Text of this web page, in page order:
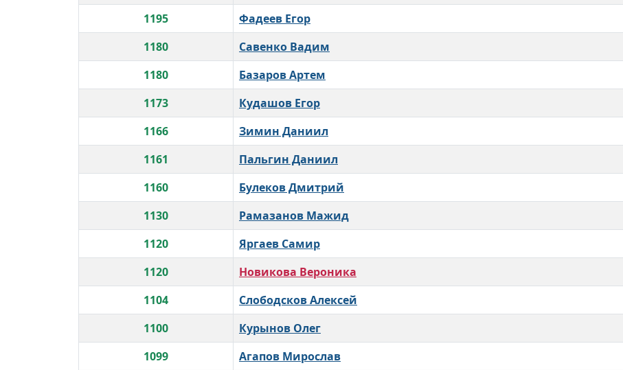
1195
Фадеев Егор
1180
Савенко Вадим
1180
Базаров Артем
1173
Кудашов Егор
1166
Зимин Даниил
1161
Пальгин Даниил
1160
Булеков Дмитрий
1130
Рамазанов Мажид
1120
Яргаев Самир
1120
Новикова Вероника
1104
Слободсков Алексей
1100
Курынов Олег
1099
Агапов Мирослав